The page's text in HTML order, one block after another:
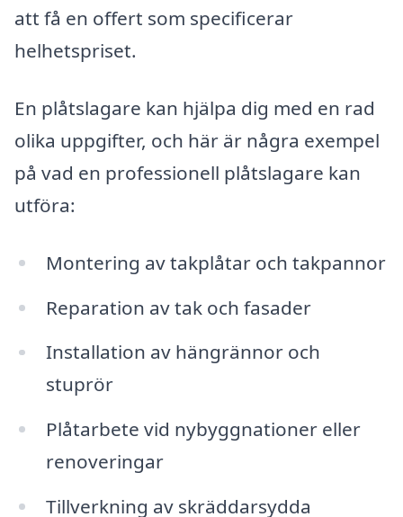
att få en offert som specificerar
helhetspriset.
En plåtslagare kan hjälpa dig med en rad
olika uppgifter, och här är några exempel
på vad en professionell plåtslagare kan
utföra:
Montering av takplåtar och takpannor
Reparation av tak och fasader
Installation av hängrännor och
stuprör
Plåtarbete vid nybyggnationer eller
renoveringar
Tillverkning av skräddarsydda